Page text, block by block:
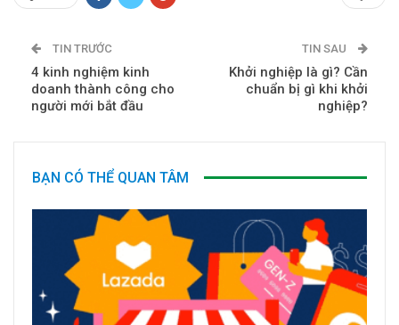
TIN TRƯỚC
4 kinh nghiệm kinh
doanh thành công cho
người mới bắt đầu
TIN SAU
Khởi nghiệp là gì? Cần
chuẩn bị gì khi khởi
nghiệp?
BẠN CÓ THỂ QUAN TÂM